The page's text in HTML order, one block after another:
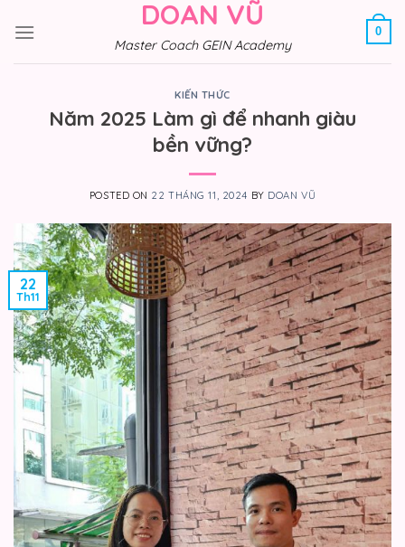
DOAN VŨ
Master Coach GEIN Academy
0
KIẾN THỨC
Năm 2025 Làm gì để nhanh giàu
bền vững?
POSTED ON 22 THÁNG 11, 2024 BY DOAN VŨ
22
Th11